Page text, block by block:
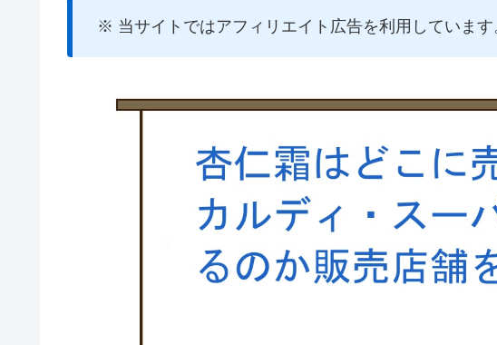
※ 当サイトではアフィリエイト広告を利用しています